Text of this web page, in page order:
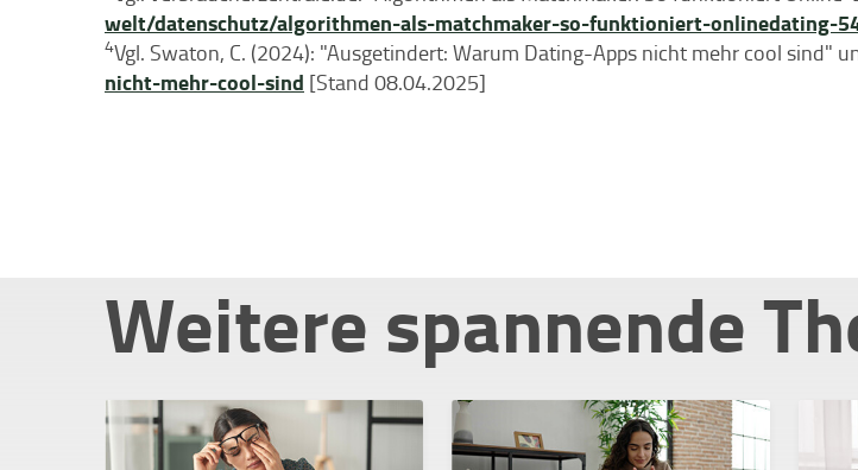
welt/datenschutz/algorithmen-als-matchmaker-so-funktioniert-onlinedating-
4Vgl. Swaton, C. (2024): "Ausgetindert: Warum Dating-Apps nicht mehr cool sind"
nicht-mehr-cool-sind [Stand 08.04.2025]
Weitere spannende